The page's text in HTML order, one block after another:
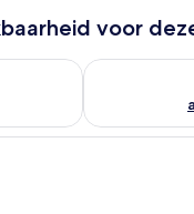
voor
voor vanavond aug
De
Een hotelkamer met een